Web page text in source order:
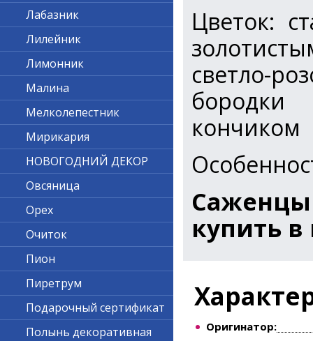
Цветок:
светло-
бородки
кончиком
купить
Оригинатор:
Лабазник
Лилейник
Лимонник
Малина
Мелколепестник
Мирикария
НОВОГОДНИЙ ДЕКОР
Овсяница
Орех
Очиток
Пион
Пиретрум
Подарочный сертификат
Полынь декоративная